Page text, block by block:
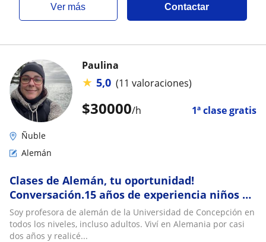
ver más Contactar
$30000/h 1ª clase gratis
Paulina
★ 5,0 (11 valoraciones)
Ñuble
Alemán
Clases de Alemán, tu oportunidad!
Conversación.15 años de experiencia niños y
adultos
Soy profesora de alemán de la Universidad de Concepción en
todos los niveles, incluso adultos. Viví en Alemania por casi
dos años y realicé...